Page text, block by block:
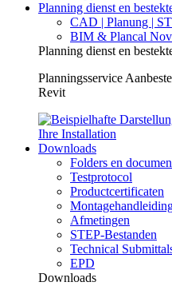
Planning dienst en
CAD | Planung |
BIM & Plancal
Planning dienst en
Planningsservice
Revit
Downloads
Folders en
Testprotocol
Productcertificaten
Afmetingen
STEP-Bestanden
Technical
EPD
Downloads